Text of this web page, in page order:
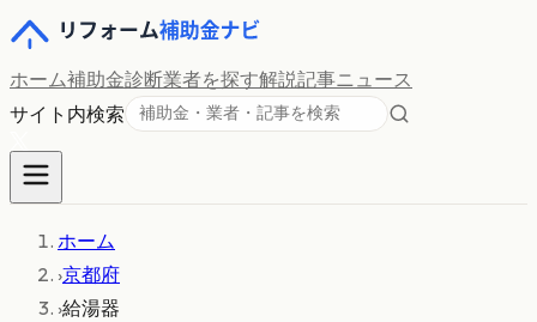
ホーム補助金診断業者を探す解説記事ニュース
サイト内検索
ホーム
›京都府
›給湯器